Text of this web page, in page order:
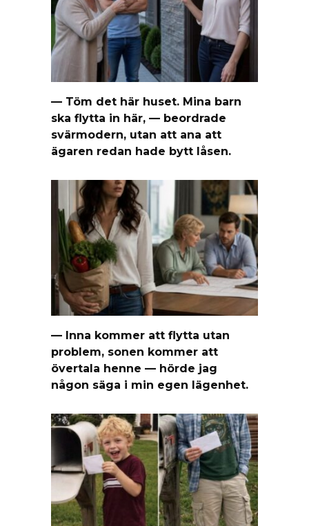
— Töm det här huset. Mina barn
ska flytta in här, — beordrade
svärmodern, utan att ana att
ägaren redan hade bytt låsen.
— Inna kommer att flytta utan
problem, sonen kommer att
övertala henne — hörde jag
någon säga i min egen lägenhet.